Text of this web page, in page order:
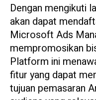
Dengan mengikuti
akan dapat
Microsoft Ads
mempromosikan
Platform ini
fitur yang dapat
tujuan pemasaran